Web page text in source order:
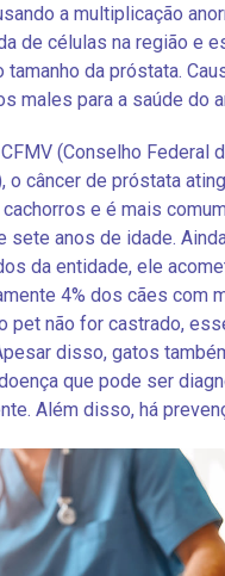
a multiplicação
de células na região e
tamanho da próstata.
males para a saúde do
(Conselho Federal
o câncer de próstata
e é mais
sete anos de idade.
da entidade, ele
4% dos cães com
pet não for castrado,
disso, gatos
que pode ser
Além disso, há